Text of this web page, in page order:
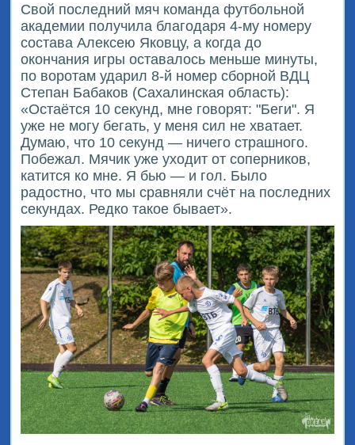
Свой последний мяч команда футбольной
академии получила благодаря 4-му номеру
состава Алексею Яковцу, а когда до
окончания игры оставалось меньше минуты,
по воротам ударил 8-й номер сборной ВДЦ
Степан Бабаков (Сахалинская область):
«Остаётся 10 секунд, мне говорят: "Беги". Я
уже не могу бегать, у меня сил не хватает.
Думаю, что 10 секунд — ничего страшного.
Побежал. Мячик уже уходит от соперников,
катится ко мне. Я бью — и гол. Было
радостно, что мы сравняли счёт на последних
секундах. Редко такое бывает».